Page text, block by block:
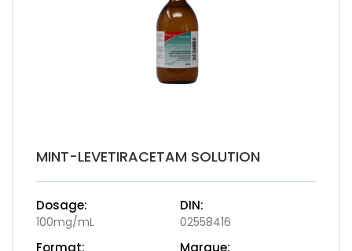
MINT-LEVETIRACETAM SOLUTION
Dosage:
100mg/mL
DIN:
02558416